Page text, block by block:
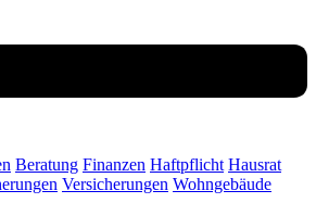
Beratung Finanzen Haftpflicht Hausrat
Versicherungen Wohngebäude